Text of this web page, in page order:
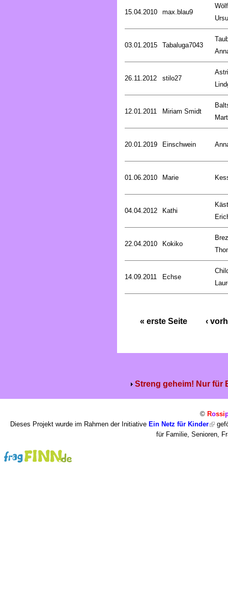
15.04.2010 max.blau9
03.01.2015 Tabaluga7043
26.11.2012 stilo27
12.01.2011 Miriam Smidt
20.01.2019 Einschwein
01.06.2010 Marie
04.04.2012 Kathi
22.04.2010 Kokiko
14.09.2011 Echse
« erste Seite ‹
Streng geheim! Nur für
© Rossi
Dieses Projekt wurde im Rahmen der Initiative Ein Netz für Kinder
für Familie, Senioren,